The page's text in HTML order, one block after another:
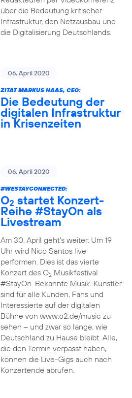
über die Bedeutung kritischer
Infrastruktur, den Netzausbau und
die Digitalisierung Deutschlands.
06. April 2020
ZITAT MARKUS HAAS, CEO:
Die Bedeutung der
digitalen Infrastruktur
in Krisenzeiten
06. April 2020
#WESTAYCONNECTED:
O2 startet Konzert-
Reihe #StayOn als
Livestream
Am 30. April geht’s weiter: Um 19
Uhr wird Nico Santos live
performen. Dies ist das vierte
Konzert des O2Musikfestival
#StayOn. Bekannte Musik-Künstler
sind für alle Kunden, Fans und
Interessierte auf der digitalen
Bühne von www.o2.de/music zu
sehen – und zwar so lange, wie
Deutschland zu Hause bleibt. Alle,
die den Termin verpasst haben,
können die Live-Gigs auch nach
Konzertende abrufen.